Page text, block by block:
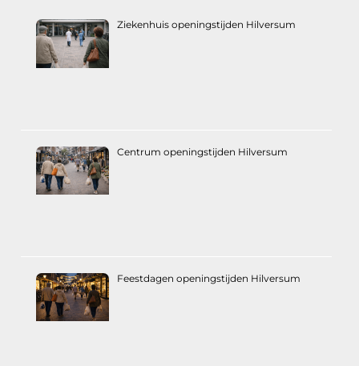
Ziekenhuis openingstijden Hilversum
Centrum openingstijden Hilversum
Feestdagen openingstijden Hilversum